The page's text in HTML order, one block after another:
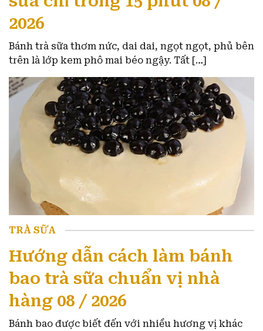
2026
Bánh trà sữa thơm nức, dai dai, ngọt ngọt, phủ bên
trên là lớp kem phô mai béo ngậy. Tất […]
TRÀ SỮA
Hướng dẫn cách làm bánh
bao trà sữa chuẩn vị nhà
hàng 08 / 2026
Bánh bao được biết đến với nhiều hương vị khác